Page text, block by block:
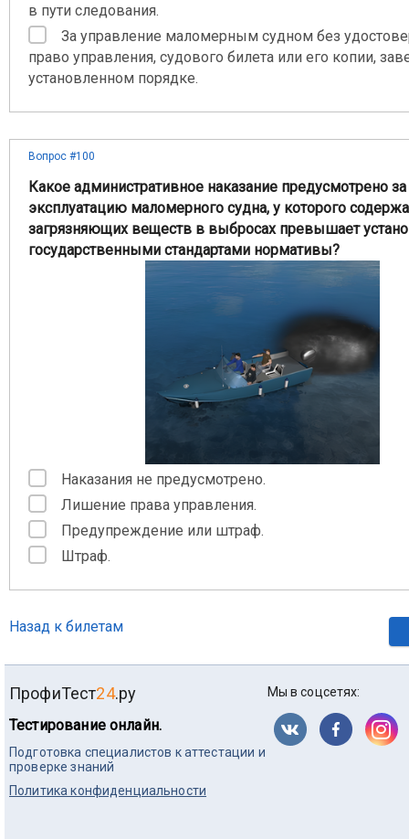
в пути следования.
За управление маломерным судном без
право управления, судового билета или его копии,
установленном порядке.
Вопрос #100
Какое административное наказание предусмотрено за
эксплуатацию маломерного судна, у которого
загрязняющих веществ в выбросах превышает
государственными стандартами нормативы?
Наказания не предусмотрено.
Лишение права управления.
Предупреждение или штраф.
Штраф.
Назад к билетам
ПрофиТест24.ру
Тестирование онлайн.
Подготовка специалистов к аттестации и
проверке знаний
Политика конфиденциальности
Мы в соцсетях: